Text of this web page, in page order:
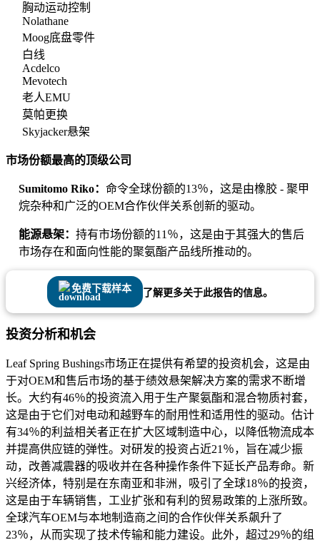
胸动运动控制
Nolathane
Moog底盘零件
白线
Acdelco
Mevotech
老人EMU
莫帕更换
Skyjacker悬架
市场份额最高的顶级公司
Sumitomo Riko： 命令全球份额的13％，这是由橡胶 - 聚甲
烷杂种和广泛的OEM合作伙伴关系创新的驱动。
能源悬架： 持有市场份额的11％，这是由于其强大的售后
市场存在和面向性能的聚氨酯产品线所推动的。
免费下载样本 了解更多关于此报告的信息。
投资分析和机会
Leaf Spring Bushings市场正在提供有希望的投资机会，这是由
于对OEM和售后市场的基于绩效悬架解决方案的需求不断增
长。大约有46％的投资流入用于生产聚氨酯和混合物质衬套，
这是由于它们对电动和越野车的耐用性和适用性的驱动。估计
有34％的利益相关者正在扩大区域制造中心，以降低物流成本
并提高供应链的弹性。对研发的投资占近21％，旨在减少振
动，改善减震器的吸收并在各种操作条件下延长产品寿命。新
兴经济体，特别是在东南亚和非洲，吸引了全球18％的投资，
这是由于车辆销售，工业扩张和有利的贸易政策的上涨所致。
全球汽车OEM与本地制造商之间的合作伙伴关系飙升了
23％，从而实现了技术传输和能力建设。此外，超过29％的组